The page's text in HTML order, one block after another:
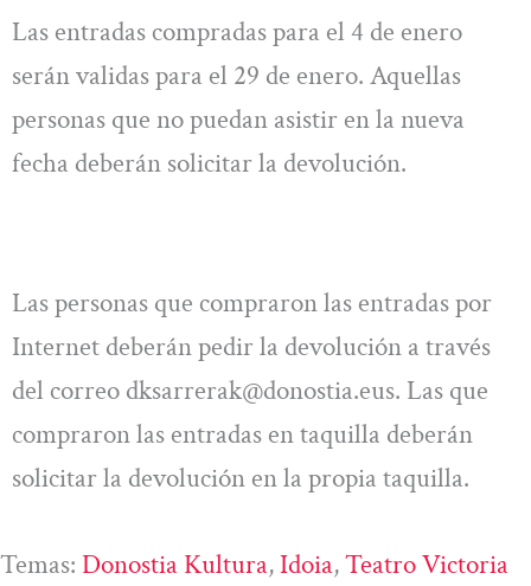
Las entradas compradas para el 4 de enero
serán validas para el 29 de enero. Aquellas
personas que no puedan asistir en la nueva
fecha deberán solicitar la devolución.
Las personas que compraron las entradas por
Internet deberán pedir la devolución a través
del correo dksarrerak@donostia.eus. Las que
compraron las entradas en taquilla deberán
solicitar la devolución en la propia taquilla.
Temas: Donostia Kultura, Idoia, Teatro Victoria